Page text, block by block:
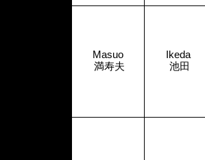
Masuo
満寿夫
Ikeda
池田